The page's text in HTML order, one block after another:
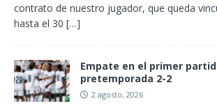
contrato de nuestro jugador, que queda
hasta el 30 […]
Empate en el primer
pretemporada 2-2
2 agosto, 2026